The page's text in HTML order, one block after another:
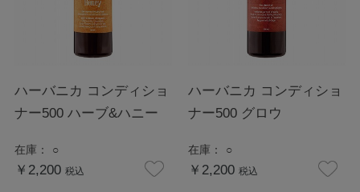
ハーバニカ コンディショ
ナー500 ハーブ&ハニー
在庫： ○
￥2,200 税込
ハーバニカ コンディショ
ナー500 グロウ
在庫： ○
￥2,200 税込